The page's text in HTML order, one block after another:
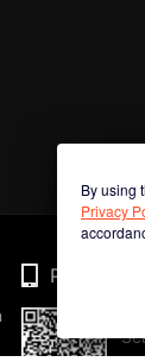
By using
Privacy
Phone